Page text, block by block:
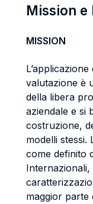
Mission
MISSION
valutazione è
della libera
aziendale e si
costruzione,
modelli
come definito
Internazionali,
maggior parte